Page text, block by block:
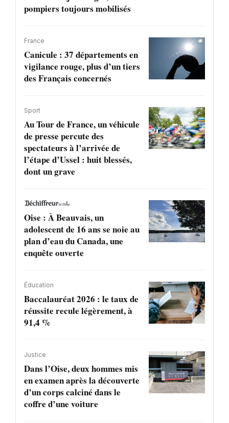
pompiers toujours mobilisés
France
Canicule : 37 départements en
vigilance rouge, plus d’un tiers
des Français concernés
Sport
Au Tour de France, un véhicule
de presse percute des
spectateurs à l’arrivée de
l’étape d’Ussel : huit blessés,
dont un grave
Oise : À Beauvais, un
adolescent de 16 ans se noie au
plan d’eau du Canada, une
enquête ouverte
Éducation
Baccalauréat 2026 : le taux de
réussite recule légèrement, à
91,4 %
Justice
Dans l’Oise, deux hommes mis
en examen après la découverte
d’un corps calciné dans le
coffre d’une voiture